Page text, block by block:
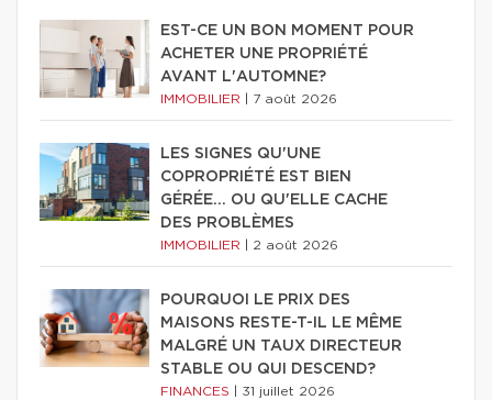
EST-CE UN BON MOMENT POUR
ACHETER UNE PROPRIÉTÉ
AVANT L'AUTOMNE?
IMMOBILIER 7 août 2026
LES SIGNES QU'UNE
COPROPRIÉTÉ EST BIEN
GÉRÉE… OU QU'ELLE CACHE
DES PROBLÈMES
IMMOBILIER 2 août 2026
POURQUOI LE PRIX DES
MAISONS RESTE-T-IL LE MÊME
MALGRÉ UN TAUX DIRECTEUR
STABLE OU QUI DESCEND?
FINANCES 31 juillet 2026